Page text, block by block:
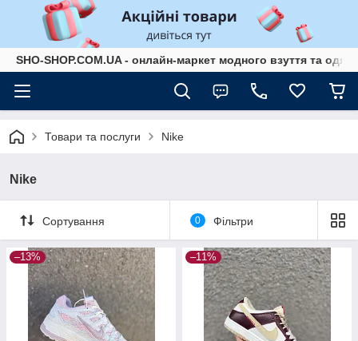
SHO-SHOP.COM.UA - онлайн-маркет модного взуття та
Товари та послуги Nike
Nike
Сортування 0 Фільтри
–13% –11%